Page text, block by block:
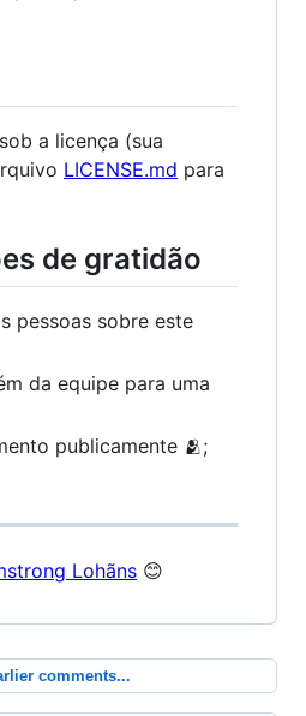
a licença (sua
LICENSE.md para
de gratidão
pessoas sobre este
da equipe para uma
publicamente 🫂;
Lohãns 😊
comments...